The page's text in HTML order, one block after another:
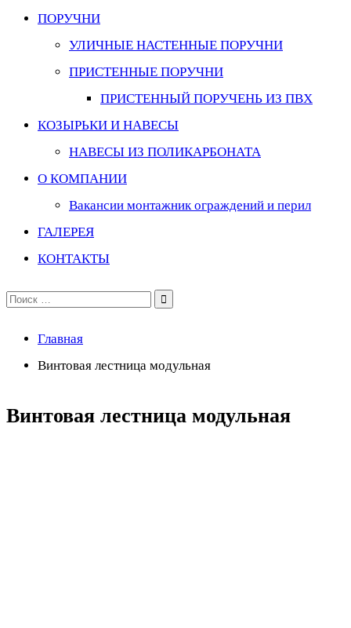
ПОРУЧНИ
УЛИЧНЫЕ НАСТЕННЫЕ ПОРУЧНИ
ПРИСТЕННЫЕ ПОРУЧНИ
ПРИСТЕННЫЙ ПОРУЧЕНЬ ИЗ ПВХ
КОЗЫРЬКИ И НАВЕСЫ
НАВЕСЫ ИЗ ПОЛИКАРБОНАТА
О КОМПАНИИ
Вакансии монтажник ограждений и перил
ГАЛЕРЕЯ
КОНТАКТЫ
Поиск
Главная
Винтовая лестница модульная
Винтовая лестница модульная